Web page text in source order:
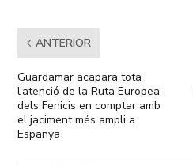
ANTERIOR
Guardamar acapara tota
l’atenció de la Ruta Europea
dels Fenicis en comptar amb
el jaciment més ampli a
Espanya